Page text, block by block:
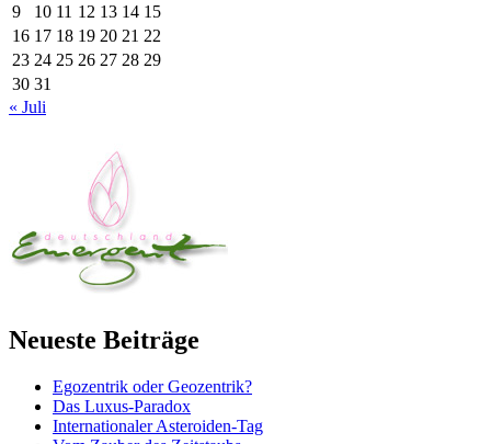
9
10 11 12 13 14 15
16 17 18 19 20 21 22
23 24 25 26 27 28 29
30 31
« Juli
Neueste Beiträge
Egozentrik oder Geozentrik?
Das Luxus-Paradox
Internationaler Asteroiden-Tag